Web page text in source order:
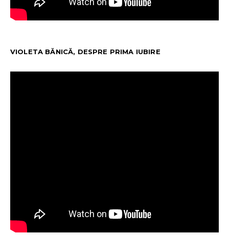
VIOLETA BĂNICĂ, DESPRE PRIMA IUBIRE